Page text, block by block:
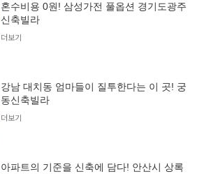
혼수비용 0원! 삼성가전 풀옵션 경기도광주
신축빌라
더보기
강남 대치동 엄마들이 질투한다는 이 곳! 궁
동신축빌라
더보기
아파트의 기준을 신축에 담다! 안산시 상록